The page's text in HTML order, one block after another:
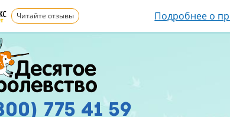
Читайте отзывы Подробнее о
775 41 59